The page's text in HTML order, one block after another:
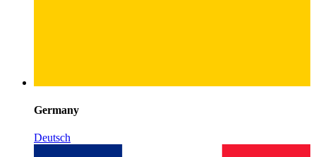
Germany
Deutsch